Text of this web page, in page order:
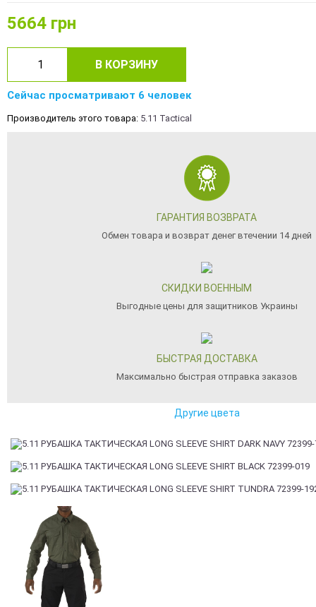
5664 грн
В КОРЗИНУ
Сейчас просматривают 6 человек
Производитель этого товара: 5.11 Tactical
ГАРАНТИЯ ВОЗВРАТА
Обмен товара и возврат денег втечении 14 дней
СКИДКИ ВОЕННЫМ
Выгодные цены для защитников Украины
БЫСТРАЯ ДОСТАВКА
Максимально быстрая отправка заказов
Другие цвета